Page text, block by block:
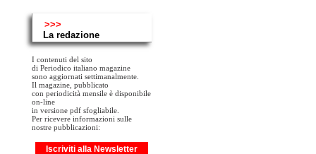
>>>
La redazione
I contenuti del sito
di Periodico italiano magazine
sono aggiornati settimanalmente.
Il magazine, pubblicato
con periodicità mensile è disponibile
on-line
in versione pdf sfogliabile.
Per ricevere informazioni sulle
nostre pubblicazioni:
Iscriviti alla Newsletter